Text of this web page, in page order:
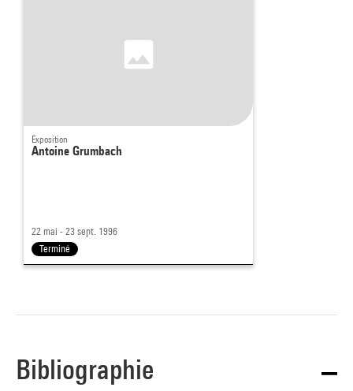
Exposition
Antoine Grumbach
22 mai - 23 sept. 1996
Terminé
Bibliographie